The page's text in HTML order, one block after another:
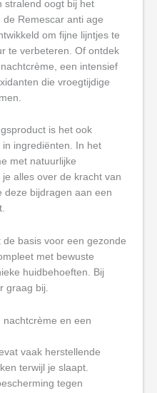
stralend oogt bij het
Remescar anti age
om fijne lijntjes te
te verbeteren. Of ontdek
een intensief
die vroegtijdige
is het ook
ingrediënten. In het
met natuurlijke
alles over de kracht van
deze bijdragen aan een
basis voor een gezonde
met bewuste
huidbehoeften. Bij
graag bij.
nachtcrème en een
vaak herstellende
terwijl je slaapt.
tegen